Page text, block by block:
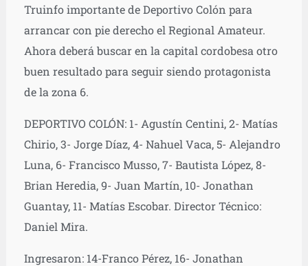
Truinfo importante de Deportivo Colón para
arrancar con pie derecho el Regional Amateur.
Ahora deberá buscar en la capital cordobesa otro
buen resultado para seguir siendo protagonista
de la zona 6.
DEPORTIVO COLÓN: 1- Agustín Centini, 2- Matías
Chirio, 3- Jorge Díaz, 4- Nahuel Vaca, 5- Alejandro
Luna, 6- Francisco Musso, 7- Bautista López, 8-
Brian Heredia, 9- Juan Martín, 10- Jonathan
Guantay, 11- Matías Escobar. Director Técnico:
Daniel Mira.
Ingresaron: 14-Franco Pérez, 16- Jonathan